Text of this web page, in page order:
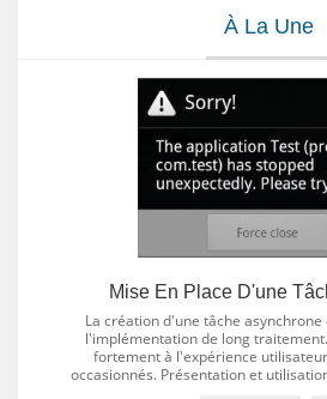
À La Une
Mise En Place D'une
La création d'une tâche
l'implémentation de long
fortement à l'expérience
occasionnés. Présentation et